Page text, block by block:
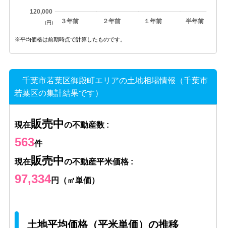
３年前 ２年前 １年前 半年前
120,000
(円)
※平均価格は前期時点で計算したものです。
千葉市若葉区御殿町エリアの土地相場情報（千葉市
若葉区の集計結果です）
現在販売中の不動産数 :
563件
現在販売中の不動産平米価格 :
97,334円（㎡単価）
土地平均価格（平米単価）の推移